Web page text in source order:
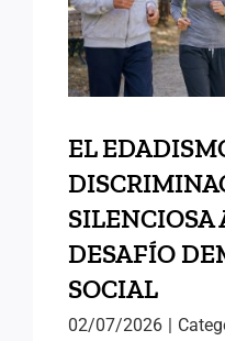
DESAFÍO
EL
SILENCIOSA
DESAFÍO
SOCIAL
02/07/2026 |